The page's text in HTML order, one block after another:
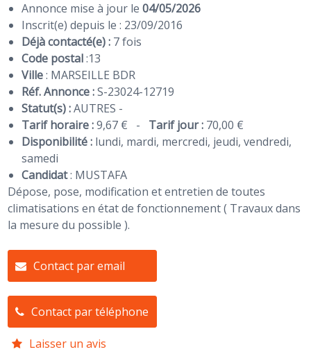
Annonce mise à jour le04/05/2026
Inscrit(e) depuis le : 23/09/2016
Déjà contacté(e) : 7 fois
Code postal:13
Ville: MARSEILLE BDR
Réf. Annonce :S-23024-12719
Statut(s) :AUTRES -
Tarif horaire :9,67 € - Tarif jour : 70,00 €
Disponibilité : lundi, mardi, mercredi, jeudi, vendredi,
samedi
Candidat: MUSTAFA
Dépose, pose, modification et entretien de toutes
climatisations en état de fonctionnement ( Travaux dans
la mesure du possible ).
Contact par email
Contact par téléphone
Laisser un avis